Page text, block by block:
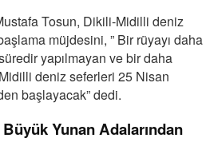
Tosun, Dikili-Midilli deniz
müjdesini, ” Bir rüyayı daha
yapılmayan ve bir daha
deniz seferleri 25 Nisan
başlayacak” dedi.
Yunan Adalarından